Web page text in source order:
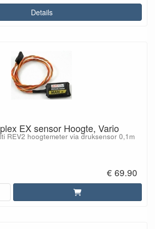
Details
EX sensor Hoogte, Vario
REV2 hoogtemeter via druksensor 0,1m
€ 69.90